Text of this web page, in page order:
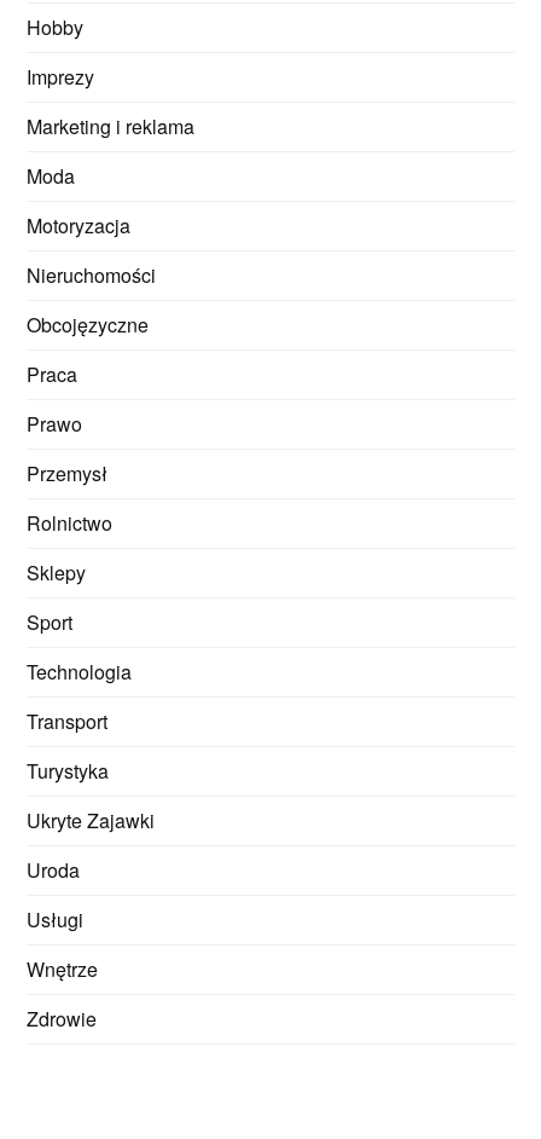
Hobby
Imprezy
Marketing i reklama
Moda
Motoryzacja
Nieruchomości
Obcojęzyczne
Praca
Prawo
Przemysł
Rolnictwo
Sklepy
Sport
Technologia
Transport
Turystyka
Ukryte Zajawki
Uroda
Usługi
Wnętrze
Zdrowie